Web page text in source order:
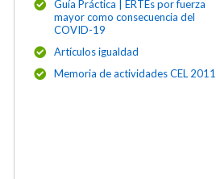
Guía Práctica | ERTEs por fuerza
mayor como consecuencia del
COVID-19
Artículos igualdad
Memoria de actividades CEL 2011